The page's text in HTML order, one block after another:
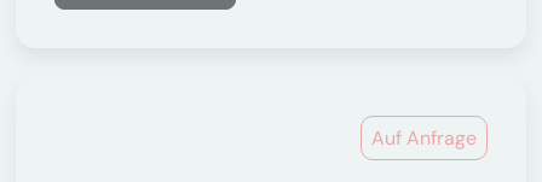
Auf Anfrage